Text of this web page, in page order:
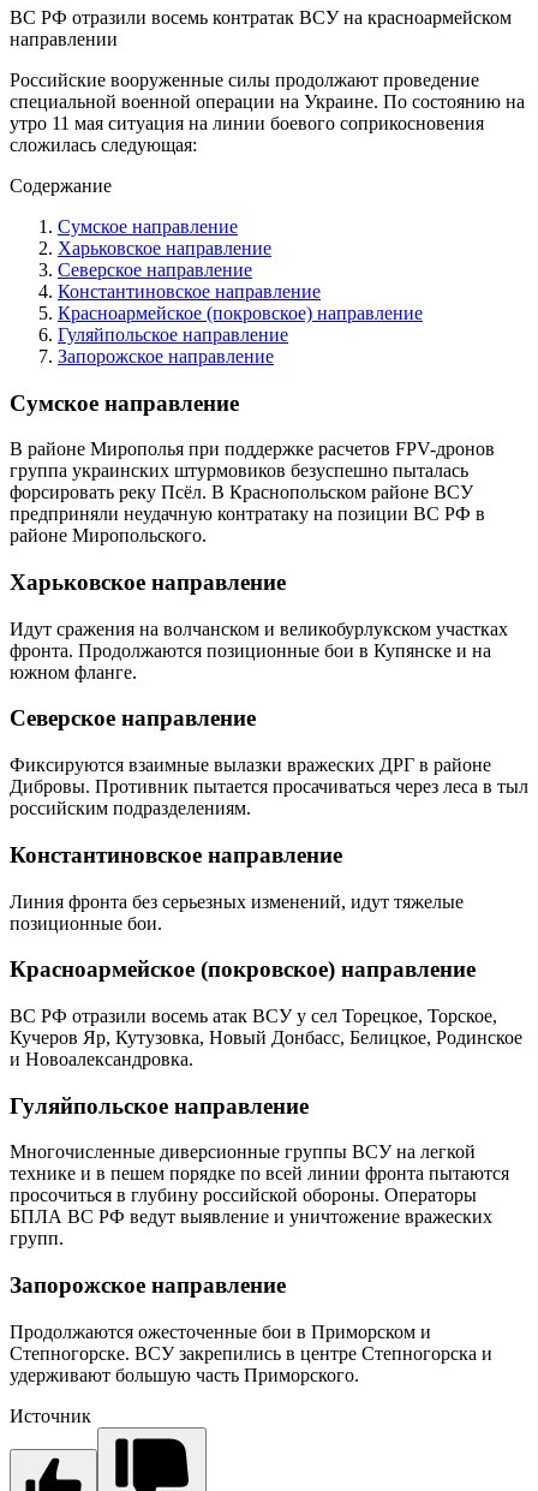
ВС РФ отразили восемь контратак ВСУ на красноармейском
направлении
Российские вооруженные силы продолжают проведение
специальной военной операции на Украине. По состоянию на
утро 11 мая ситуация на линии боевого соприкосновения
сложилась следующая:
Содержание
Сумское направление
Харьковское направление
Северское направление
Константиновское направление
Красноармейское (покровское) направление
Гуляйпольское направление
Запорожское направление
Сумское направление
В районе Мирополья при поддержке расчетов FPV-дронов
группа украинских штурмовиков безуспешно пыталась
форсировать реку Псёл. В Краснопольском районе ВСУ
предприняли неудачную контратаку на позиции ВС РФ в
районе Миропольского.
Харьковское направление
Идут сражения на волчанском и великобурлукском участках
фронта. Продолжаются позиционные бои в Купянске и на
южном фланге.
Северское направление
Фиксируются взаимные вылазки вражеских ДРГ в районе
Дибровы. Противник пытается просачиваться через леса в тыл
российским подразделениям.
Константиновское направление
Линия фронта без серьезных изменений, идут тяжелые
позиционные бои.
Красноармейское (покровское) направление
ВС РФ отразили восемь атак ВСУ у сел Торецкое, Торское,
Кучеров Яр, Кутузовка, Новый Донбасс, Белицкое, Родинское
и Новоалександровка.
Гуляйпольское направление
Многочисленные диверсионные группы ВСУ на легкой
технике и в пешем порядке по всей линии фронта пытаются
просочиться в глубину российской обороны. Операторы
БПЛА ВС РФ ведут выявление и уничтожение вражеских
групп.
Запорожское направление
Продолжаются ожесточенные бои в Приморском и
Степногорске. ВСУ закрепились в центре Степногорска и
удерживают большую часть Приморского.
Источник